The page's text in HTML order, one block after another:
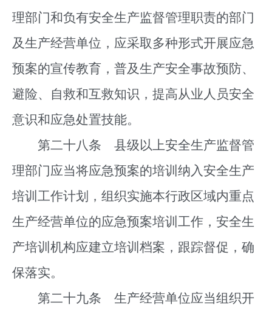
理部门和负有安全生产监督管理职责的部门
及生产经营单位，应采取多种形式开展应急
预案的宣传教育，普及生产安全事故预防、
避险、自救和互救知识，提高从业人员安全
意识和应急处置技能。
第二十八条 县级以上安全生产监督管
理部门应当将应急预案的培训纳入安全生产
培训工作计划，组织实施本行政区域内重点
生产经营单位的应急预案培训工作，安全生
产培训机构应建立培训档案，跟踪督促，确
保落实。
第二十九条 生产经营单位应当组织开